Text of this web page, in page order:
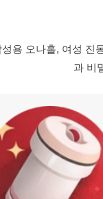
용 오나홀, 여성 진
과 비